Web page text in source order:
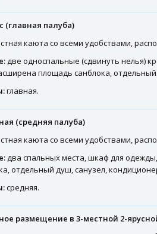
(главная палуба)
каюта со всеми удобствами,
две односпальные (сдвинуть нелья)
площадь санблока,
главная.
(средняя палуба)
каюта со всеми удобствами,
два спальных места, шкаф для
отдельный душ, санузел,
средняя.
размещение в 3-местной 2-